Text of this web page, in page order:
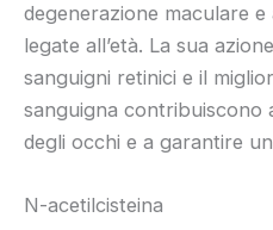
degenerazione maculare
legate all’età. La sua
sanguigni retinici e il
sanguigna contribuiscono
degli occhi e a garantire
N-acetilcisteina